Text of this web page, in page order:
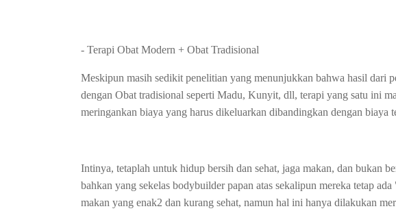
- Terapi Obat Modern + Obat Tradisional
Meskipun masih sedikit penelitian yang menunjukkan bahwa hasil dari
dengan Obat tradisional seperti Madu, Kunyit, dll, terapi yang satu ini
meringankan biaya yang harus dikeluarkan dibandingkan dengan biaya
Intinya, tetaplah untuk hidup bersih dan sehat, jaga makan, dan bukan
bahkan yang sekelas bodybuilder papan atas sekalipun mereka tetap
makan yang enak2 dan kurang sehat, namun hal ini hanya dilakukan